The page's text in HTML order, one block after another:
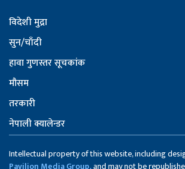
विदेशी मुद्रा
सुन/चाँदी
हावा गुणस्तर सूचकांक
मौसम
तरकारी
नेपाली क्यालेन्डर
Intellectual property of this website, including